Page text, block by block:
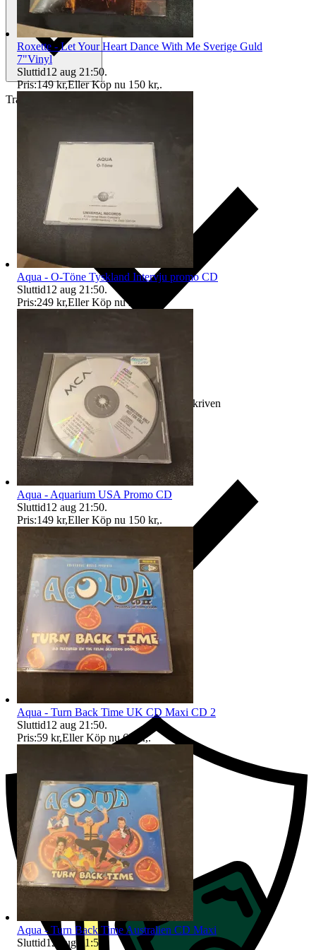
Traderas köparskydd
Ersättning om varan inte är som beskriven
Roxette - Let Your Heart Dance With Me Sverige Guld
7"Vinyl
Sluttid12 aug 21:50.
Pris:149 kr,Eller Köp nu 150 kr,.
Aqua - O-Töne Tyskland Intervju promo CD
Sluttid12 aug 21:50.
Pris:249 kr,Eller Köp nu 250 kr
Aqua - Aquarium USA Promo CD
Sluttid12 aug 21:50.
Pris:149 kr,Eller Köp nu 150 kr,.
Aqua - Turn Back Time UK CD Maxi CD 2
Sluttid12 aug 21:50.
Pris:59 kr,Eller Köp nu 60 kr,.
Aqua - Turn Back Time Australien CD Maxi
Sluttid12 aug 21:50